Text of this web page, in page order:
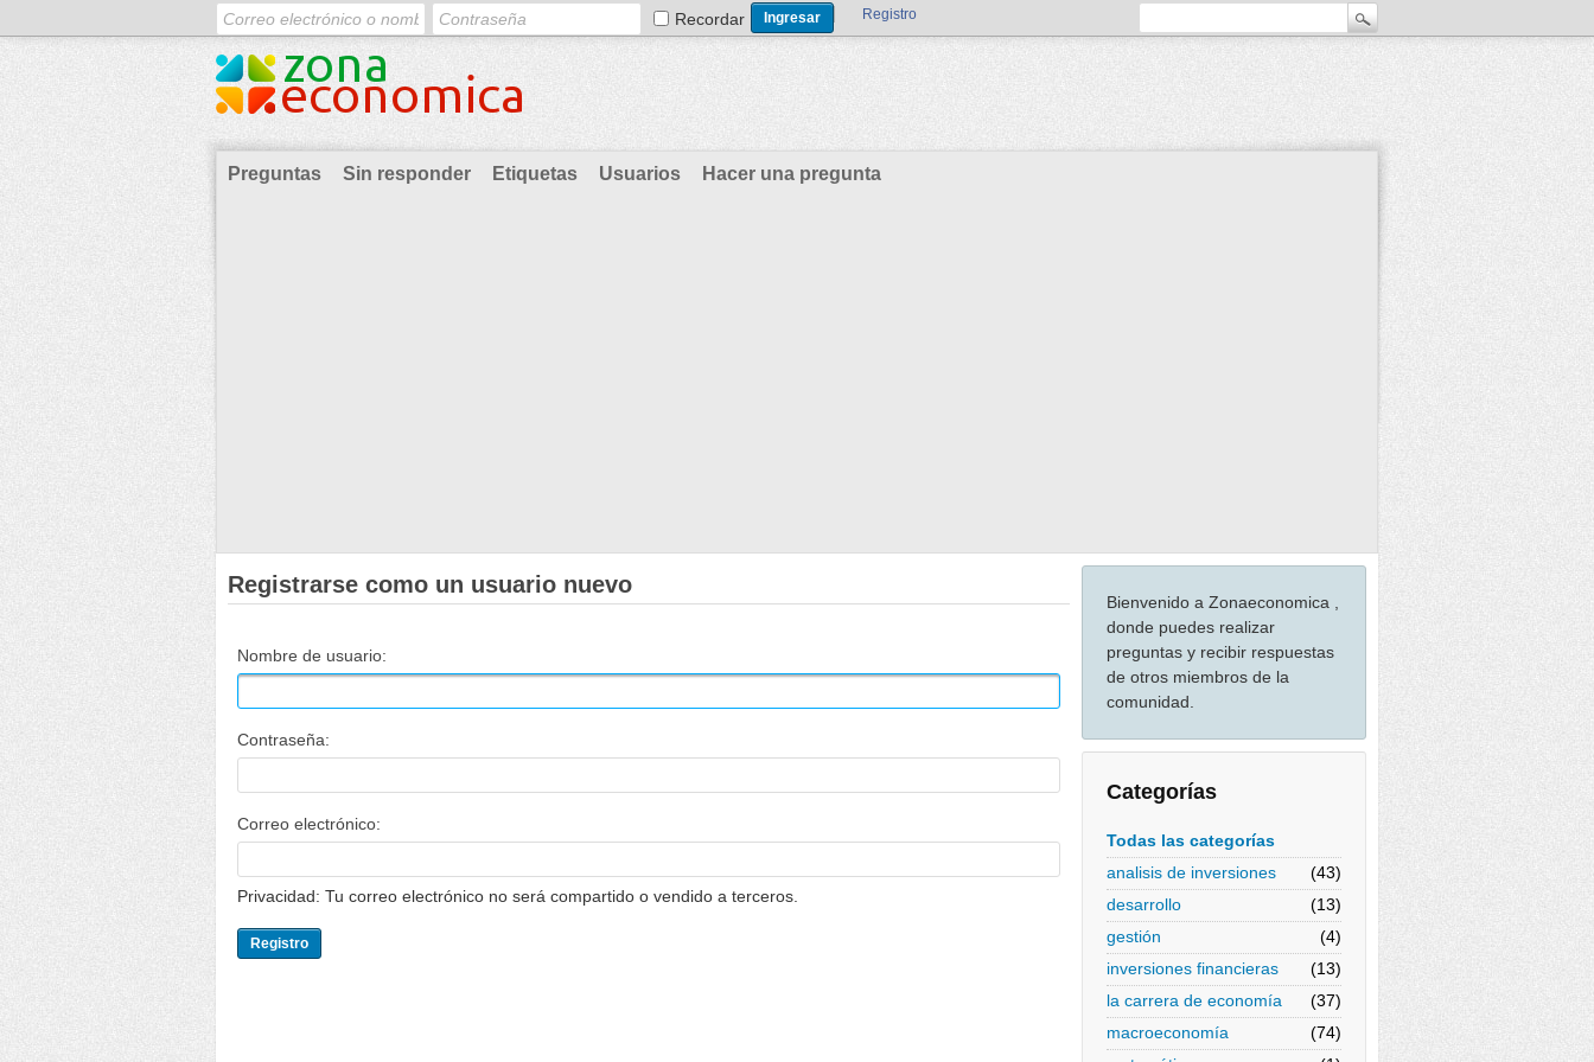
Recordar Registro
Preguntas Sin responder Etiquetas Usuarios Hacer una pregunta
Bienvenido a Zonaeconomica ,
donde puedes realizar
preguntas y recibir respuestas
de otros miembros de la
comunidad.
Categorías
Todas las categorías
analisis de inversiones
(43)
desarrollo
(13)
gestión
(4)
inversiones financieras
(13)
la carrera de economía
(37)
macroeconomía
(74)
Registrarse como un usuario nuevo
Nombre de usuario:
Contraseña:
Correo electrónico:
Privacidad: Tu correo electrónico no será compartido o vendido a terceros.